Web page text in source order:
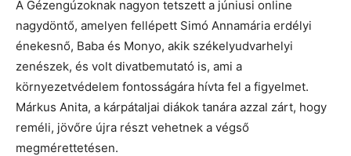
A Gézengúzoknak nagyon tetszett a júniusi online
nagydöntő, amelyen fellépett Simó Annamária erdélyi
énekesnő, Baba és Monyo, akik székelyudvarhelyi
zenészek, és volt divatbemutató is, ami a
környezetvédelem fontosságára hívta fel a figyelmet.
Márkus Anita, a kárpátaljai diákok tanára azzal zárt, hogy
reméli, jövőre újra részt vehetnek a végső
megmérettetésen.